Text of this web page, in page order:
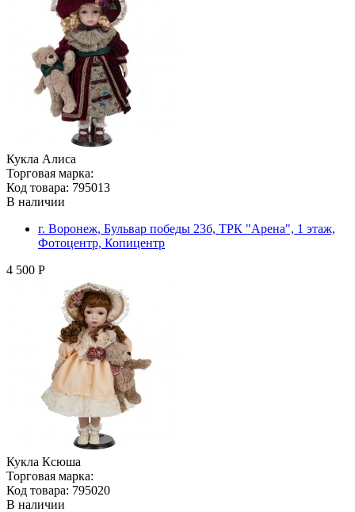
Кукла Алиса
Торговая марка:
Код товара: 795013
В наличии
г. Воронеж, Бульвар победы 23б, ТРК "Арена", 1 этаж,
Фотоцентр, Копицентр
4 500 Р
Кукла Ксюша
Торговая марка:
Код товара: 795020
В наличии